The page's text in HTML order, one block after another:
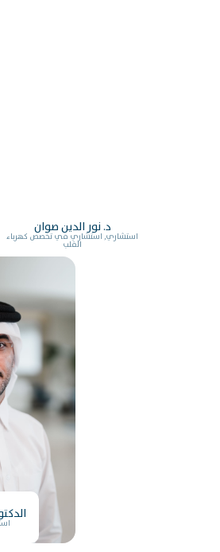
د. نور الدين صوان
استشاري, استشاري في تخصص كهرباء
القلب